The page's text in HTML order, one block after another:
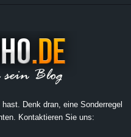
Denk dran, eine Sonderregel
Kontaktieren Sie uns: